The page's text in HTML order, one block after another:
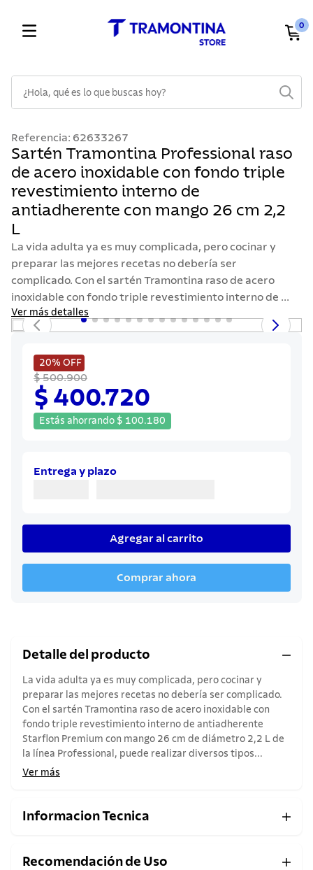
0
Referencia: 62633267
Sartén Tramontina Professional raso
de acero inoxidable con fondo triple
revestimiento interno de
antiadherente con mango 26 cm 2,2
L
La vida adulta ya es muy complicada, pero cocinar y
preparar las mejores recetas no debería ser
complicado. Con el sartén Tramontina raso de acero
inoxidable con fondo triple revestimiento interno de ...
Ver más detalles
20% OFF
$ 500.900
$ 400.720
Estás ahorrando $ 100.180
Entrega y plazo
Agregar al carrito
Comprar ahora
Detalle del producto
La vida adulta ya es muy complicada, pero cocinar y
preparar las mejores recetas no debería ser complicado.
Con el sartén Tramontina raso de acero inoxidable con
fondo triple revestimiento interno de antiadherente
Starflon Premium con mango 26 cm de diámetro 2,2 L de
la línea Professional, puede realizar diversos tipos...
Ver más
Informacion Tecnica
Recomendación de Uso
1 .
cuchillos
2
cubiertos
3.
sarten
4 .
ollas
5.
lavaplatos
6.
acero inoxidable
7.
sartenes
8.
cuchillo
olla